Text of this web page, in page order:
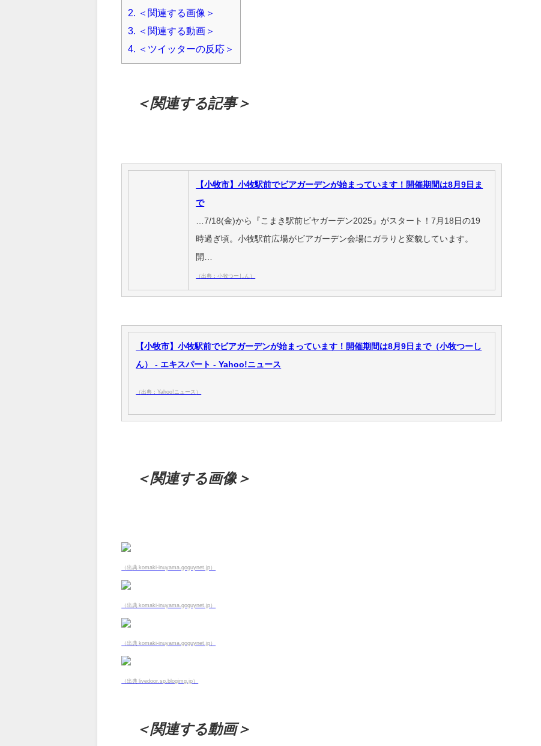
2.
＜関連する画像＞
3.
＜関連する動画＞
4.
＜ツイッターの反応＞
＜関連する記事＞
【小牧市】小牧駅前でビアガーデンが始まっています！開催期間は8月9日ま
で
…7/18(金)から『こまき駅前ビヤガーデン2025』がスタート！7月18日の19
時過ぎ頃。小牧駅前広場がビアガーデン会場にガラりと変貌しています。
開…
（出典：小牧つーしん）
【小牧市】小牧駅前でビアガーデンが始まっています！開催期間は8月9日まで（小牧つーし
ん） - エキスパート - Yahoo!ニュース
（出典：Yahoo!ニュース）
＜関連する画像＞
（出典 komaki-inuyama.goguynet.jp）
（出典 komaki-inuyama.goguynet.jp）
（出典 komaki-inuyama.goguynet.jp）
（出典 livedoor.sp.blogimg.jp）
＜関連する動画＞